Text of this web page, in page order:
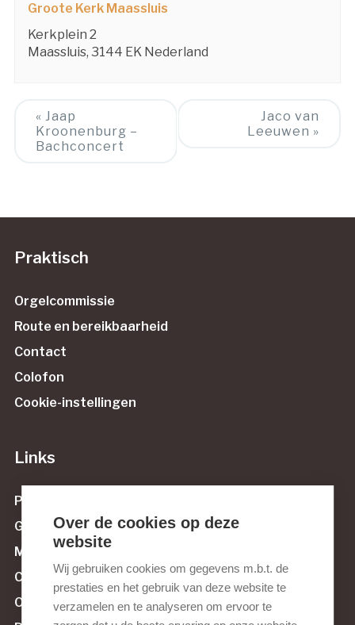
Groote Kerk Maassluis
Kerkplein 2
Maassluis, 3144 EK Nederland
Event
Navigation
« Jaap
Kroonenburg –
Bachconcert
Jaco van
Leeuwen »
Praktisch
Orgelcommissie
Route en bereikbaarheid
Contact
Colofon
Cookie-instellingen
Links
Protestantse Gemeente Maassluis
Govert van Wijnstichting
Muziek tussen Maas en Sluis
Culturele Raad Maassluis
Orgelnieuws.nl
Over de cookies op deze
website
Wij gebruiken cookies om gegevens m.b.t. de
prestaties en het gebruik van deze website te
verzamelen en te analyseren om ervoor te